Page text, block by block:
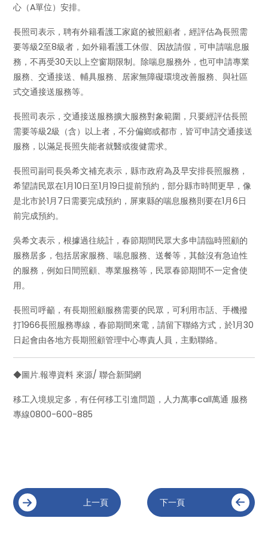
心（A單位）安排。
長照司表示，聘有外籍看護工家庭的被照顧者，經評估為長照需
要等級2至8級者，如外籍看護工休假、因故請假，可申請喘息服
務，不再受30天以上空窗期限制。除喘息服務外，也可申請專業
服務、交通接送、輔具服務、居家無障礙環境改善服務、與社區
式交通接送服務等。
長照司表示，交通接送服務擴大服務對象範圍，只要經評估長照
需要等級2級（含）以上者，不分偏鄉或都市，皆可申請交通接送
服務，以滿足長照失能者就醫或復健需求。
長照司副司長吳希文補充表示，縣市政府為及早安排長照服務，
希望請民眾在1月10日至1月19日提前預約，部分縣市時間更早，像
是北市於1月7日需要完成預約，屏東縣的喘息服務則要在1月6日
前完成預約。
吳希文表示，根據過往統計，春節期間民眾大多申請臨時照顧的
服務居多，包括居家服務、喘息服務、送餐等，其餘沒有急迫性
的服務，例如日間照顧、專業服務等，民眾春節期間不一定會使
用。
長照司呼籲，有長期照顧服務需要的民眾，可利用市話、手機撥
打1966長照服務專線，春節期間來電，請留下聯絡方式，於1月30
日起會由各地方長期照顧管理中心專責人員，主動聯絡。
◆圖片.報導資料 來源/ 聯合新聞網
移工入境規定多，有任何移工引進問題，人力萬事call萬通 服務
專線0800-600-885
上一頁 下一頁